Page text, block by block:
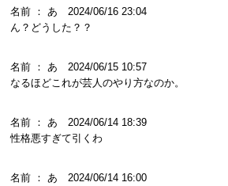
名前 ： あ 2024/06/16 23:04
ん？どうした？？
名前 ： あ 2024/06/15 10:57
なるほどこれが芸人のやり方なのか。
名前 ： あ 2024/06/14 18:39
性格悪すぎて引くわ
名前 ： あ 2024/06/14 16:00